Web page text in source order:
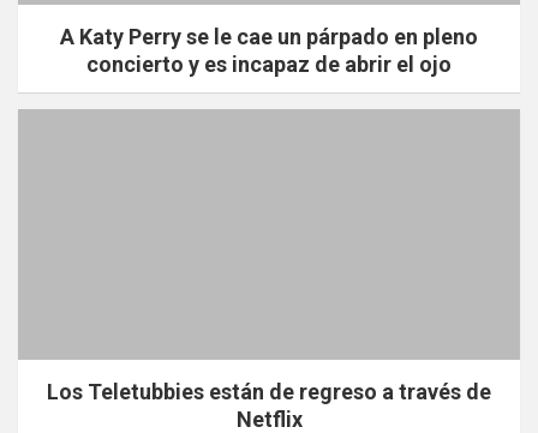
A Katy Perry se le cae un párpado en pleno
concierto y es incapaz de abrir el ojo
Los Teletubbies están de regreso a través de
Netflix